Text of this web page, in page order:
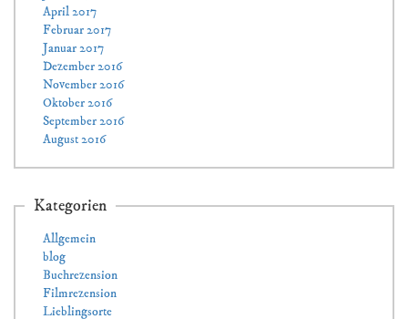
April 2017
Februar 2017
Januar 2017
Dezember 2016
November 2016
Oktober 2016
September 2016
August 2016
Kategorien
Allgemein
blog
Buchrezension
Filmrezension
Lieblingsorte